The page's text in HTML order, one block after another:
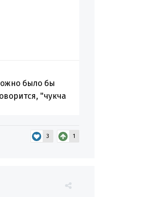
было бы
"чукча
3 1